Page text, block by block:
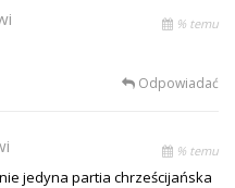
% temu
Odpowiadać
% temu
jedyna partia chrześcijańska